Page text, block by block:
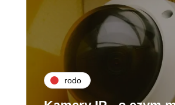
rodo